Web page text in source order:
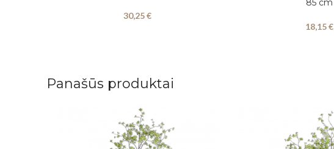
30,25€
85 cm
18,15€
Panašūs produktai